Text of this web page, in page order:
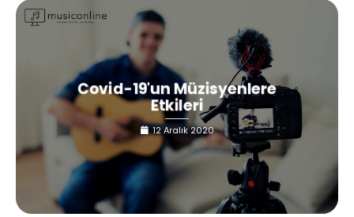
Covid-19'un Müzisyenlere
Etkileri
12 Aralık 2020